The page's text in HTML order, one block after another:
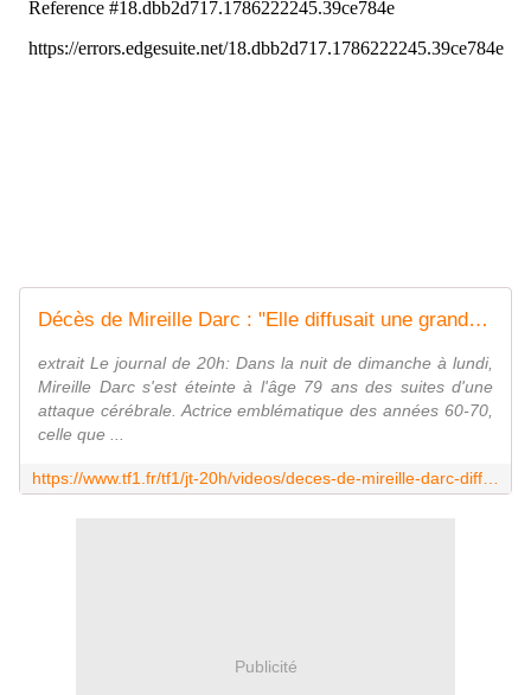
Décès de Mireille Darc : "Elle diffusait une grande générosité"
extrait Le journal de 20h: Dans la nuit de dimanche à lundi,
Mireille Darc s'est éteinte à l'âge 79 ans des suites d'une
attaque cérébrale. Actrice emblématique des années 60-70,
celle que ...
Publicité